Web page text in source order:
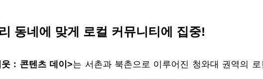
동네에 맞게 로컬 커뮤니티에 집중!
: 콘텐츠 데이>는 서촌과 북촌으로 이루어진 청와대 권역의 로